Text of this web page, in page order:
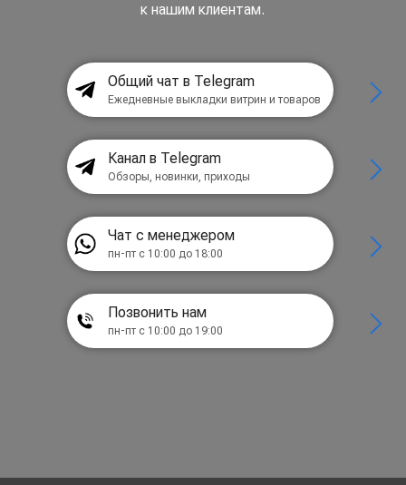
к нашим клиентам.
Общий чат в Telegram
Ежедневные выкладки витрин и товаров
Канал в Telegram
Обзоры, новинки, приходы
Чат с менеджером
пн-пт с 10:00 до 18:00
Позвонить нам
пн-пт с 10:00 до 19:00